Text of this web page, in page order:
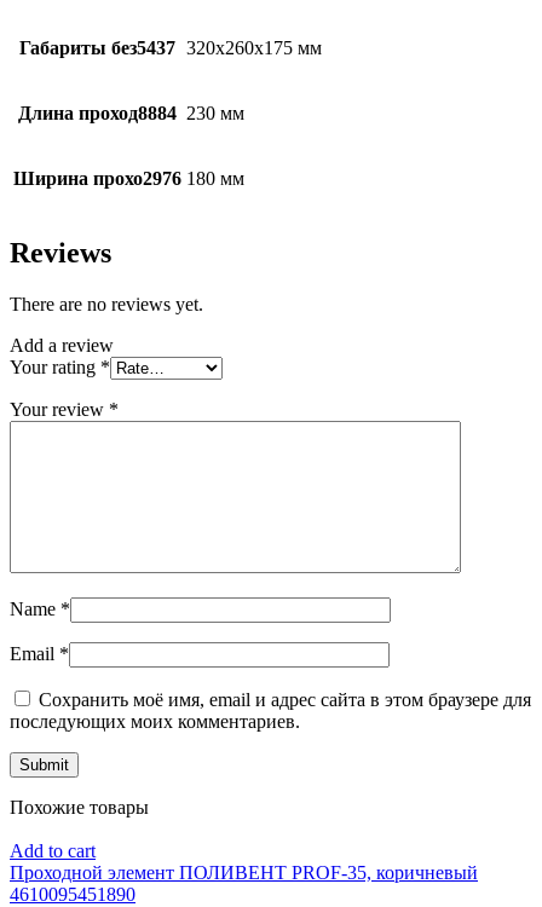
Габариты без5437 320х260х175 мм
Длина проход8884 230 мм
Ширина прохо2976 180 мм
Reviews
There are no reviews yet.
Add a review
Your rating *
Your review *
Name *
Email *
Сохранить моё имя, email и адрес сайта в этом браузере для
последующих моих комментариев.
Похожие товары
Add to cart
Проходной элемент ПОЛИВЕНТ PROF-35, коричневый
4610095451890